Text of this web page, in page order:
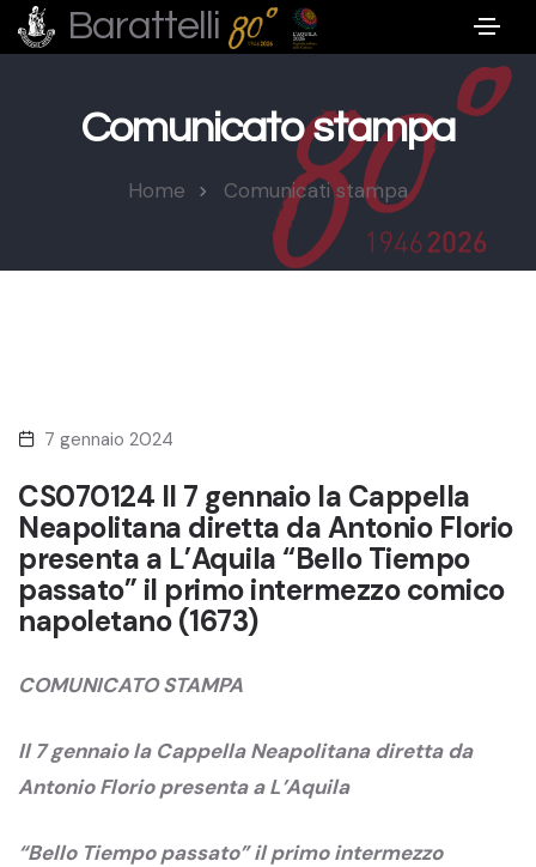
Barattelli
Comunicato stampa
Home Comunicati stampa
7 gennaio 2024
CS070124 Il 7 gennaio la Cappella
Neapolitana diretta da Antonio Florio
presenta a L’Aquila “Bello Tiempo
passato” il primo intermezzo comico
napoletano (1673)
COMUNICATO STAMPA
Il 7 gennaio la Cappella Neapolitana diretta da
Antonio Florio presenta a L’Aquila
“Bello Tiempo passato” il primo intermezzo